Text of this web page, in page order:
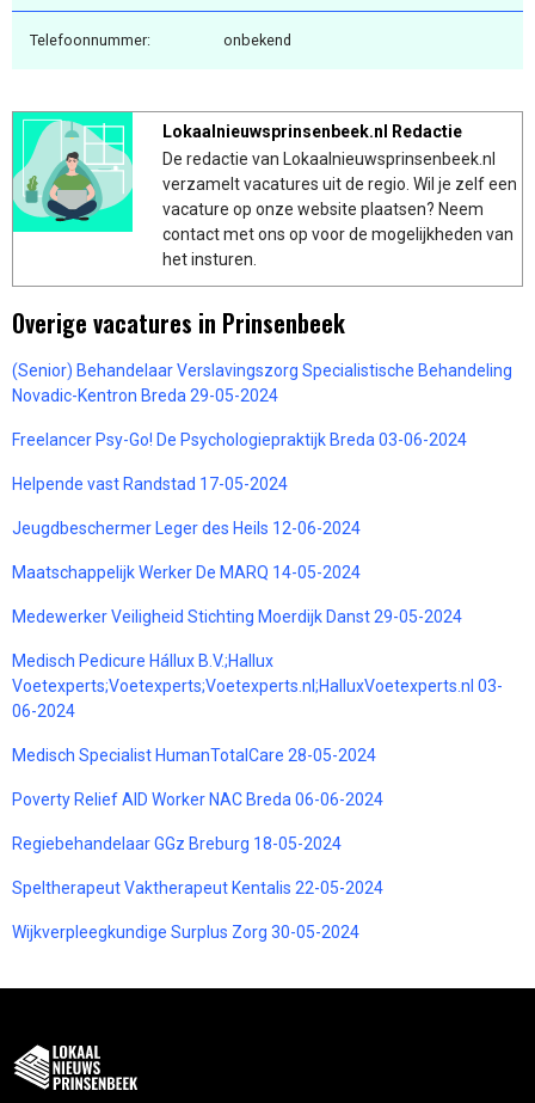
Telefoonnummer: onbekend
Lokaalnieuwsprinsenbeek.nl Redactie
De redactie van Lokaalnieuwsprinsenbeek.nl
verzamelt vacatures uit de regio. Wil je zelf een
vacature op onze website plaatsen? Neem
contact met ons op voor de mogelijkheden van
het insturen.
Overige vacatures in Prinsenbeek
(Senior) Behandelaar Verslavingszorg Specialistische Behandeling
Novadic-Kentron Breda 29-05-2024
Freelancer Psy-Go! De Psychologiepraktijk Breda 03-06-2024
Helpende vast Randstad 17-05-2024
Jeugdbeschermer Leger des Heils 12-06-2024
Maatschappelijk Werker De MARQ 14-05-2024
Medewerker Veiligheid Stichting Moerdijk Danst 29-05-2024
Medisch Pedicure Hállux B.V.;Hallux
Voetexperts;Voetexperts;Voetexperts.nl;HalluxVoetexperts.nl 03-
06-2024
Medisch Specialist HumanTotalCare 28-05-2024
Poverty Relief AID Worker NAC Breda 06-06-2024
Regiebehandelaar GGz Breburg 18-05-2024
Speltherapeut Vaktherapeut Kentalis 22-05-2024
Wijkverpleegkundige Surplus Zorg 30-05-2024